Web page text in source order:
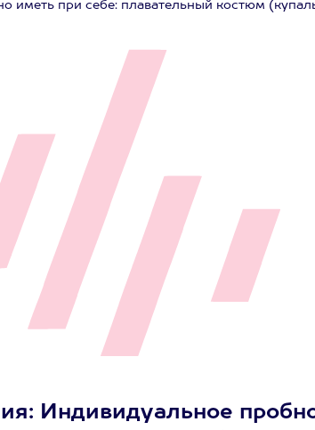
иметь при себе: плавательный костюм
Индивидуальное